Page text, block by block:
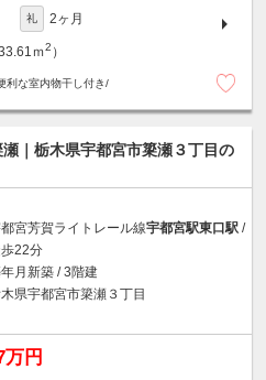
礼 2ヶ月
ｍ2 ）
利な室内物干し付き/
｜栃木県宇都宮市簗瀬３丁目の
宮芳賀ライトレール線宇都宮駅東口駅 /
22分
月新築 / 3階建
県宇都宮市簗瀬３丁目
万円